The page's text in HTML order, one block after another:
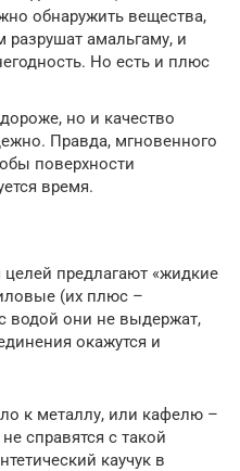
обнаружить вещества,
амальгаму, и
Но есть и плюс
но и качество
Правда, мгновенного
поверхности
время.
целей предлагают «жидкие
(их плюс –
водой они не выдержат,
окажутся и
к металлу, или кафелю –
справятся с такой
каучук в